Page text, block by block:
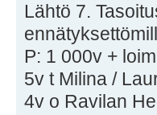
Lähtö 7.
P: 1 000v +
5v t Milina /
4v o Ravilan